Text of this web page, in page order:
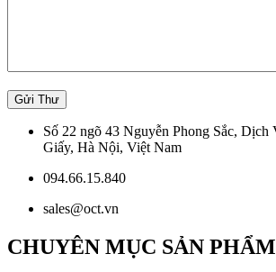
Số 22 ngõ 43 Nguyễn Phong Sắc, Dịch
Giấy, Hà Nội, Việt Nam
094.66.15.840
sales@oct.vn
CHUYÊN MỤC SẢN PHẨM